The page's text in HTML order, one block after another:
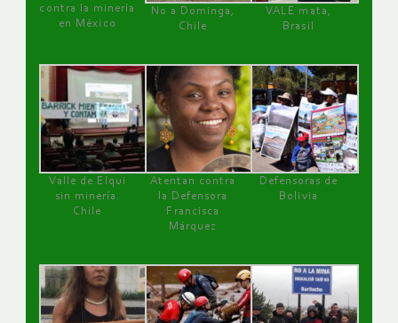
contra la minería
en México
No a Dominga,
Chile
VALE mata,
Brasil
Valle de Elqui
sin minería.
Chile
Atentan contra
la Defensora
Francisca
Márquez
Defensoras de
Bolivia